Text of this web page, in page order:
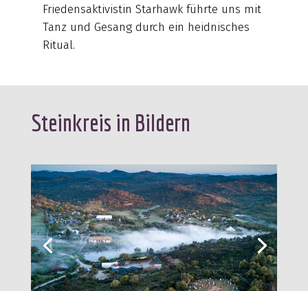
Friedensaktivistin Starhawk führte uns mit
Tanz und Gesang durch ein heidnisches
Ritual.
Steinkreis in Bildern